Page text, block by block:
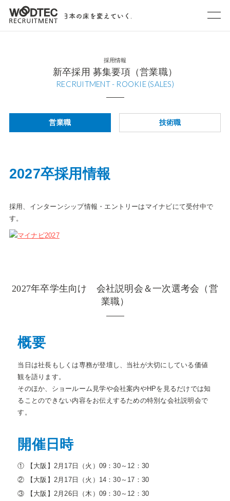
採用情報
採用情報
新卒採用 募集要項（営業職）
RECRUITMENT - ROOKIE (SALES)
営業職 技術職
2027卒採用情報
採用、インターンシップ情報・エントリーはマイナビにて受付中で
す。
2027年卒学生向け 会社説明会＆一次選考会（営
業職）
概要
当日は社長もしくは専務が登壇し、当社が大切にしている価値
観を語ります。
そのほか、ショールーム見学や会社案内やHPを見るだけでは知
ることのできない内容をお伝えするための特別な会社説明会で
す。
開催日時
① 【大阪】2月17日（火）09：30～12：30
② 【大阪】2月17日（火）14：30～17：30
③ 【大阪】2月26日（木）09：30～12：30